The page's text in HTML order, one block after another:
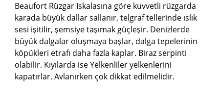
Beaufort Rüzgar Iskalasına göre kuvvetli rüzgarda
karada büyük dallar sallanır, telgraf tellerinde ıslık
sesi işitilir, şemsiye taşımak güçleşir. Denizlerde
büyük dalgalar oluşmaya başlar, dalga tepelerinin
köpükleri etrafı daha fazla kaplar. Biraz serpinti
olabilir. Kıyılarda ise Yelkenliler yelkenlerini
kapatırlar. Avlanırken çok dikkat edilmelidir.